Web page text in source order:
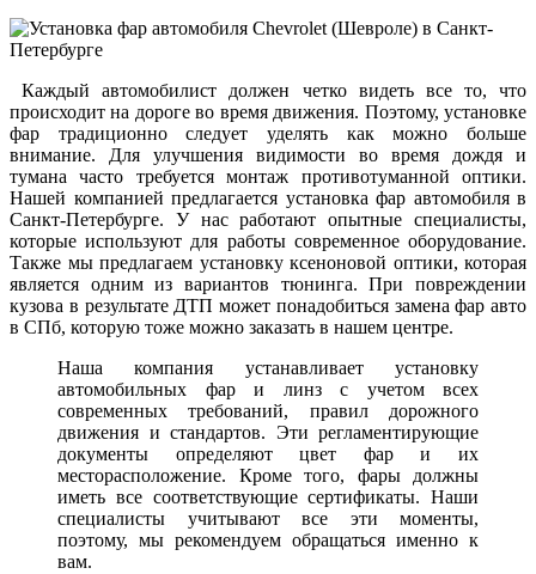
Каждый автомобилист должен четко видеть все то, что
происходит на дороге во время движения. Поэтому, установке
фар традиционно следует уделять как можно больше
внимание. Для улучшения видимости во время дождя и
тумана часто требуется монтаж противотуманной оптики.
Нашей компанией предлагается установка фар автомобиля в
Санкт-Петербурге. У нас работают опытные специалисты,
которые используют для работы современное оборудование.
Также мы предлагаем установку ксеноновой оптики, которая
является одним из вариантов тюнинга. При повреждении
кузова в результате ДТП может понадобиться замена фар авто
в СПб, которую тоже можно заказать в нашем центре.
Наша компания устанавливает установку
автомобильных фар и линз с учетом всех
современных требований, правил дорожного
движения и стандартов. Эти регламентирующие
документы определяют цвет фар и их
месторасположение. Кроме того, фары должны
иметь все соответствующие сертификаты. Наши
специалисты учитывают все эти моменты,
поэтому, мы рекомендуем обращаться именно к
вам.